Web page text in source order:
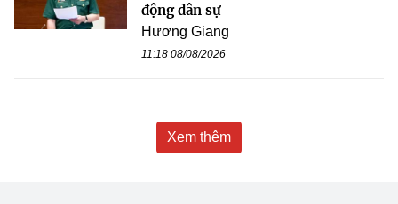
động dân sự
Hương Giang
11:18 08/08/2026
Xem thêm